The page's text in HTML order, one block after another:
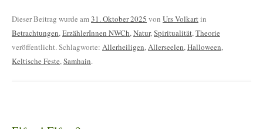
Dieser Beitrag wurde am31. Oktober 2025 von Urs Volkartin
Betrachtungen,ErzählerInnen NWCh,Natur,Spiritualität,Theorie
veröffentlicht. Schlagworte: Allerheiligen,Allerseelen,Halloween,
Keltische Feste,Samhain.